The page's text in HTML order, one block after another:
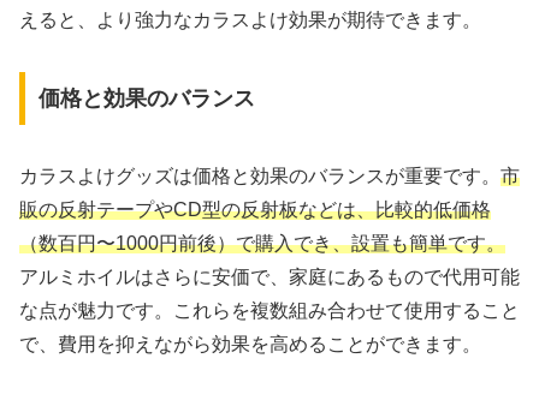
えると、より強力なカラスよけ効果が期待できます。
価格と効果のバランス
カラスよけグッズは価格と効果のバランスが重要です。 市
販の反射テープやCD型の反射板などは、比較的低価格
（数百円〜1000円前後）で購入でき、設置も簡単です。
アルミホイルはさらに安価で、家庭にあるもので代用可能
な点が魅力です。これらを複数組み合わせて使用すること
で、費用を抑えながら効果を高めることができます。